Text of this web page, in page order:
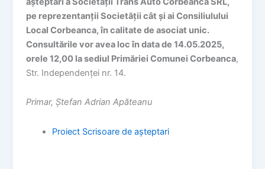
pe reprezentanții Societății cât și ai Consiliulului
Local Corbeanca, în calitate de asociat unic.
Consultările vor avea loc în data de 14.05.2025,
orele 12,00 la sediul Primăriei Comunei Corbeanca,
Str. Independenței nr. 14.
Primar, Ștefan Adrian Apăteanu
Proiect Scrisoare de așteptari